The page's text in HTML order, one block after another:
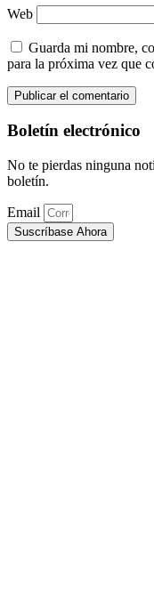
Web
Guarda mi nombre,
para la próxima vez que
Boletín electrónico
No te pierdas ninguna
boletín.
Email
Suscríbase Ahora